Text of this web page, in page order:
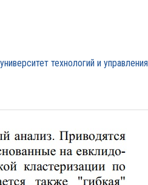
технологий и управления